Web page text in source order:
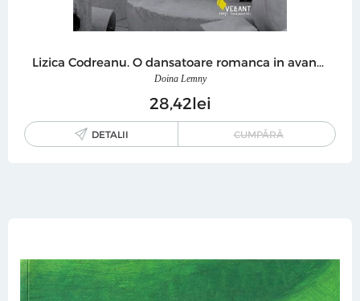
Lizica Codreanu. O dansatoare romanca in avangarda pariziana
Doina Lemny
2842lei
DETALII CUMPĂRĂ